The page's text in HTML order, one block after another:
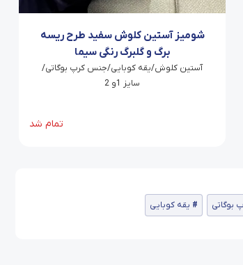
شومیز آستین کلوش سفید طرح ریسه
برگ و گلبرگ رنگی سیما
آستین کلوش/یقه کوبایی/جنس کرپ بوگاتی/
سایز 1و 2
تمام شد
بوگاتی یقه کوبایی